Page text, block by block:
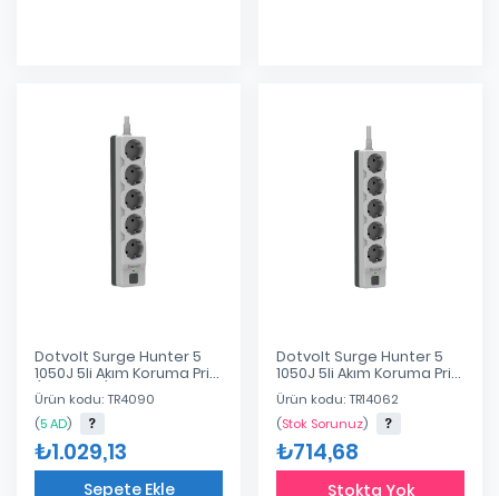
Dotvolt Surge Hunter 5
1050J 5li Akım Koruma Prizi
(1.5 Metre)
Ürün kodu: TR4090
(5 AD)
₺1.029,13
Sepete Ekle
Dotvolt Surge Hunter 5
1050J 5li Akım Koruma Prizi
1.5 Metre
Ürün kodu: TR14062
(Stok Sorunuz)
₺714,68
Stokta Yok